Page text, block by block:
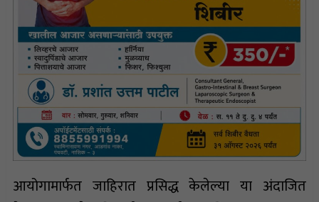
आयोगामार्फत जाहिरात प्रसिद्ध केलेल्या या अंदाजित